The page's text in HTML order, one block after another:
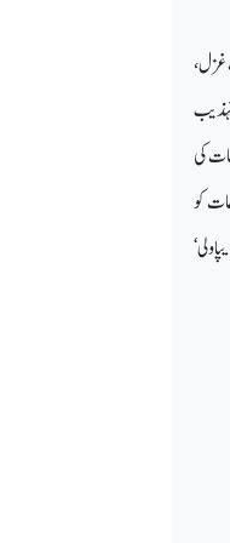
غزل،
کی
کو